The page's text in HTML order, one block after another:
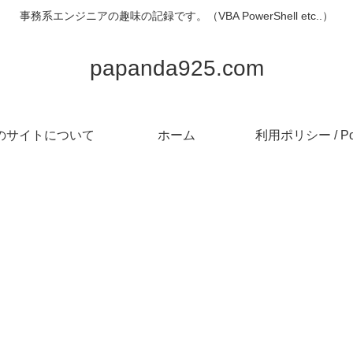
事務系エンジニアの趣味の記録です。（VBA PowerShell etc..）
papanda925.com
サイトについて ホーム 利用ポリシー /